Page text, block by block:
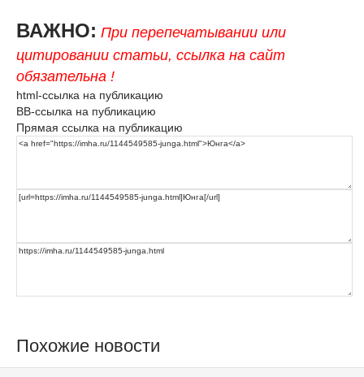
ВАЖНО: При перепечатывании или
цитировании статьи, ссылка на сайт
обязательна !
html-ссылка на публикацию
BB-ссылка на публикацию
Прямая ссылка на публикацию
Похожие новости